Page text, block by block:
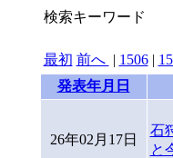
検索キーワード
最初 前へ | 1506|
発表年月日
26年02月17日
石
と